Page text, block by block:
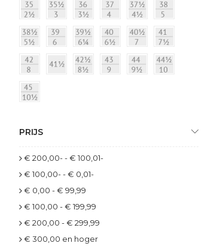
PRIJS
€ 200,00--€ 100,01-
€ 100,00--€ 0,01-
€ 0,00 -€ 99,99
€ 100,00 -€ 199,99
€ 200,00 -€ 299,99
€ 300,00 en hoger